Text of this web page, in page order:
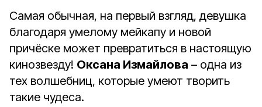
Самая обычная, на первый взгляд, девушка
благодаря умелому мейкапу и новой
причёске может превратиться в настоящую
кинозвезду! Оксана Измайлова – одна из
тех волшебниц, которые умеют творить
такие чудеса.